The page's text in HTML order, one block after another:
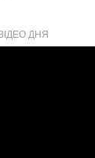
ДНЯ